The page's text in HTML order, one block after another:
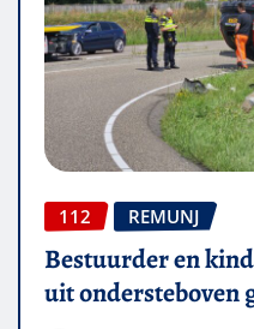
112 REMUNJ
Bestuurder en
uit ondersteboven